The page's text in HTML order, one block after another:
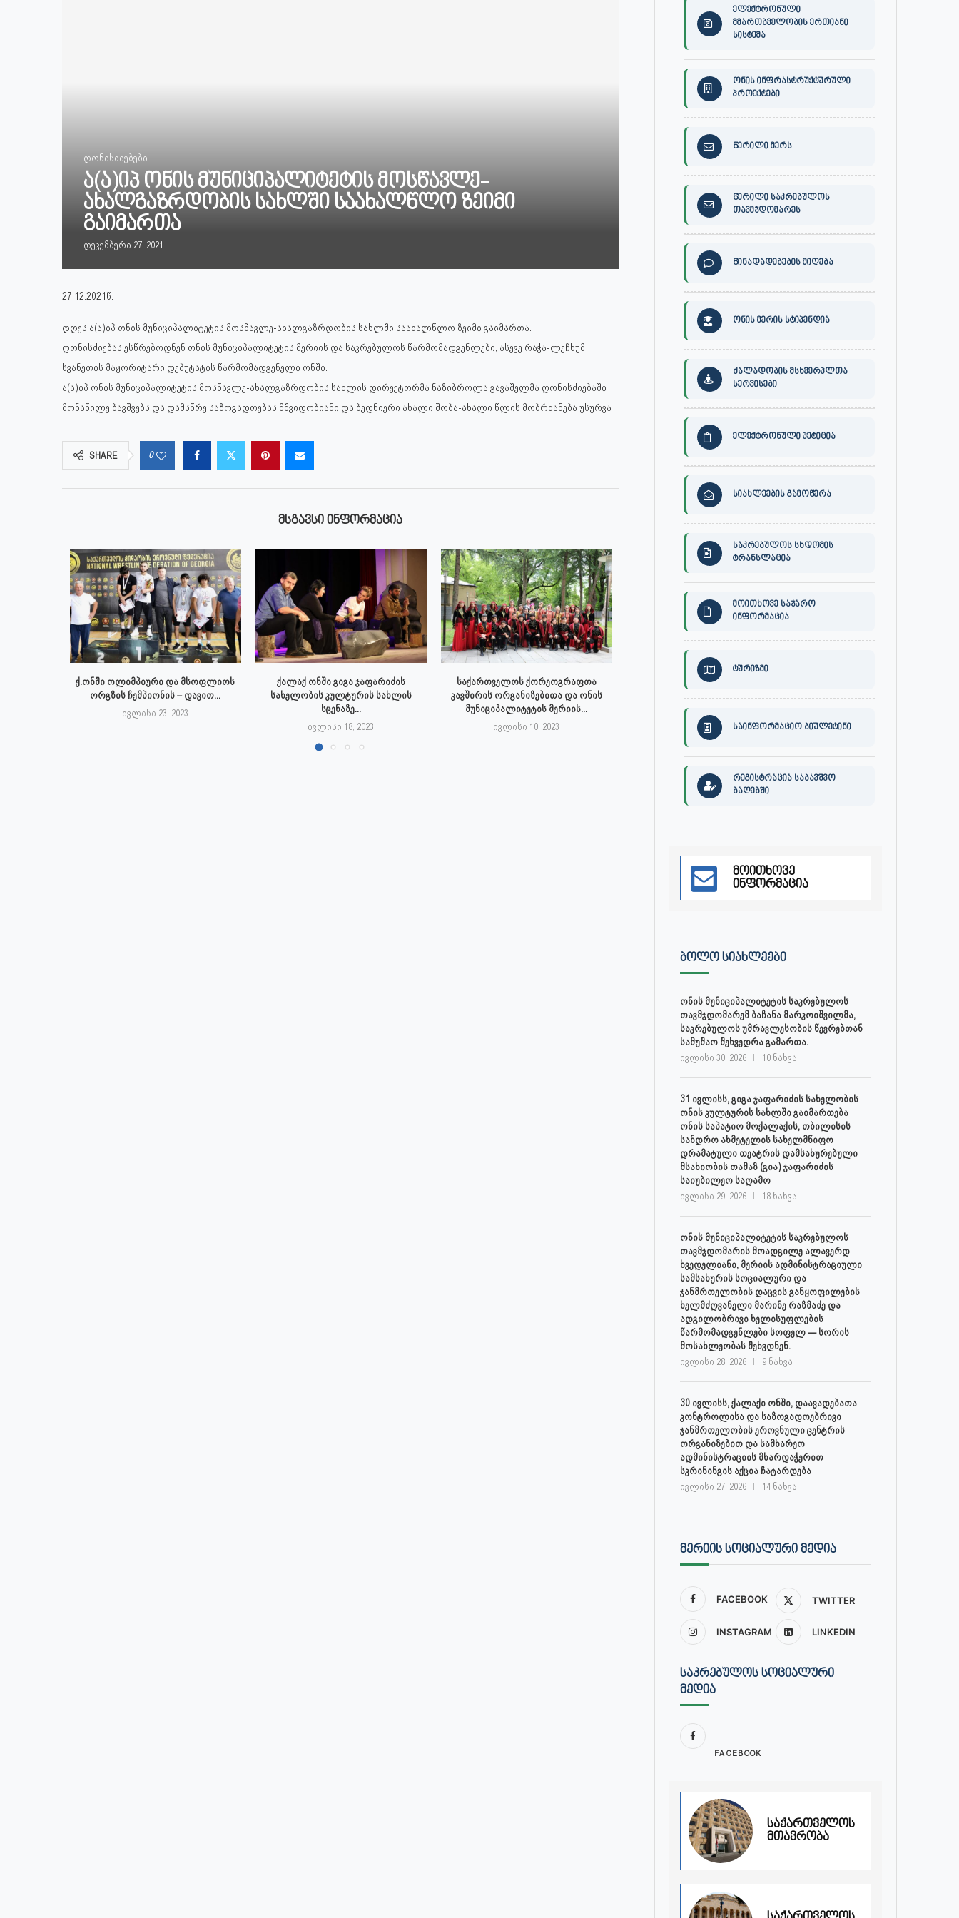
ღონისძიებები
ა(ა)იპ ონის მუნიციპალიტეტის მოსწავლე-
ახალგაზრდობის სახლში საახალწლო ზეიმი
გაიმართა
დეკემბერი 27, 2021
27.12.2021წ.
დღეს ა(ა)იპ ონის მუნიციპალიტეტის მოსწავლე-ახალგაზრდობის სახლში საახალწლო ზეიმი გაიმართა.
ღონისძიებას ესწრებოდნენ ონის მუნიციპალიტეტის მერიის და საკრებულოს წარმომადგენლები, ასევე რაჭა-ლეჩხუმ
სვანეთის მაჟორიტარი დეპუტატის წარმომადგენელი ონში.
ა(ა)იპ ონის მუნიციპალიტეტის მოსწავლე-ახალგაზრდობის სახლის დირექტორმა ნაზიბროლა გავაშელმა ღონისძიებაში
მონაწილე ბავშვებს და დამსწრე საზოგადოებას მშვიდობიანი და ბედნიერი ახალი შობა-ახალი წლის მობრძანება უსურვა
SHARE 0
ᲛᲡᲒᲐᲕᲡᲘ ᲘᲜᲤᲝᲠᲛᲐᲪᲘᲐ
ქ.ონში ოლიმპიური და მსოფლიოს
ორგზის ჩემპიონის – დავით...
ივლისი 23, 2023
ქალაქ ონში გიგა ჯაფარიძის
სახელობის კულტურის სახლის
სცენაზე...
ივლისი 18, 2023
საქართველოს ქორეოგრაფთა
კავშირის ორგანიზებითა და ონის
მუნიციპალიტეტის მერიის...
ივლისი 10, 2023
ქართული ხალხური სიმღერის
ივლისი 7, 2023
ელექტრონული
მმართბველობის ერთიანი
სისტემა
ონის ინფრასტრუქტურული
პროექტები
წერილი მერს
წერილი საკრებულოს
თავმჯდომარეს
წინადადებების მიღება
ონის მერის სტიპენდია
ძალადობის მსხვერპლთა
სერვისები
ელექტრონული პეტიცია
სიახლეების გამოწერა
საკრებულოს სხდომის
ტრანსლაცია
მოითხოვე საჯარო
ინფორმაცია
ტურიზმი
საინფორმაციო ბიულეტინი
რეგისტრაცია საბავშვო
ბაღებში
მოითხოვე
ინფორმაცია
ᲑᲝᲚᲝ ᲡᲘᲐᲮᲚᲔᲔᲑᲘ
ონის მუნიციპალიტეტის საკრებულოს
თავმჯდომარემ ბაჩანა მარკოიშვილმა,
საკრებულოს უმრავლესობის წევრებთან
სამუშაო შეხვედრა გამართა.
ივლისი 30, 2026 10 ნახვა
31 ივლისს, გიგა ჯაფარიძის სახელობის
ონის კულტურის სახლში გაიმართება
ონის საპატიო მოქალაქის, თბილისის
სანდრო ახმეტელის სახელმწიფო
დრამატული თეატრის დამსახურებული
მსახიობის თამაზ (გია) ჯაფარიძის
საიუბილეო საღამო
ივლისი 29, 2026 18 ნახვა
ონის მუნიციპალიტეტის საკრებულოს
თავმჯდომარის მოადგილე ალავერდ
ხვედელიანი, მერიის ადმინისტრაციული
სამსახურის სოციალური და
ჯანმრთელობის დაცვის განყოფილების
ხელმძღვანელი მარინე რაზმაძე და
ადგილობრივი ხელისუფლების
წარმომადგენლები სოფელ — სორის
მოსახლეობას შეხვდნენ.
ივლისი 28, 2026 9 ნახვა
30 ივლისს, ქალაქი ონში, დაავადებათა
კონტროლისა და საზოგადოებრივი
ჯანმრთელობის ეროვნული ცენტრის
ორგანიზებით და სამხარეო
ადმინისტრაციის მხარდაჭერით
სკრინინგის აქცია ჩატარდება
ივლისი 27, 2026 14 ნახვა
ᲛᲔᲠᲘᲘᲡ ᲡᲝᲪᲘᲐᲚᲣᲠᲘ ᲛᲔᲓᲘᲐ
FACEBOOK TWITTER
INSTAGRAM LINKEDIN
ᲡᲐᲙᲠᲔᲑᲣᲚᲝᲡ ᲡᲝᲪᲘᲐᲚᲣᲠᲘ
ᲛᲔᲓᲘᲐ
FACEBOOK
საქართველოს
მთავრობა